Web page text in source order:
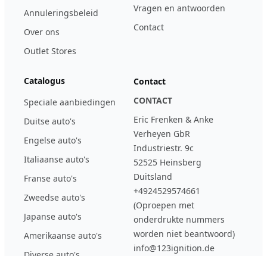
Annuleringsbeleid
Over ons
Outlet Stores
Vragen en antwoorden
Contact
Catalogus
Speciale aanbiedingen
Duitse auto's
Engelse auto's
Italiaanse auto's
Franse auto's
Zweedse auto's
Japanse auto's
Amerikaanse auto's
Contact
CONTACT
Eric Frenken & Anke
Verheyen GbR
Industriestr. 9c
52525 Heinsberg
Duitsland
+4924529574661
(Oproepen met
onderdrukte nummers
worden niet beantwoord)
info@123ignition.de